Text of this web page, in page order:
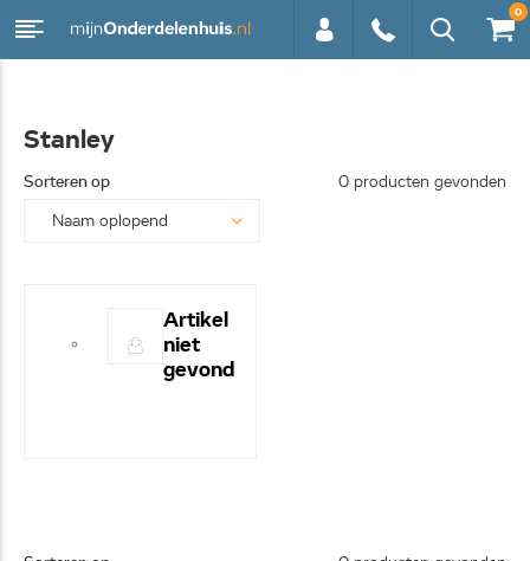
250628
0
Stanley
Sorteren op 0 producten gevonden
Artikel
niet
gevond